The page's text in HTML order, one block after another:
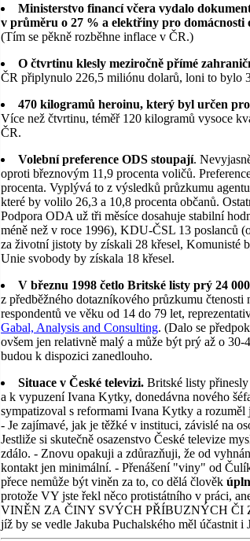
Ministerstvo financí včera vydalo
v průměru o 27 % a elektřiny pro domácnosti
(Tím se pěkně rozběhne inflace v ČR.)
O čtvrtinu klesly meziročně přímé
ČR připlynulo 226,5 miliónu dolarů, loni to bylo
470 kilogramů heroinu, který byl určen
Více než čtvrtinu, téměř 120 kilogramů vysoce
ČR.
Volební preference ODS stoupají.
oproti březnovým 11,9 procenta voličů.
procenta. Vyplývá to z výsledků průzkumu
které by volilo 26,3 a 10,8 procenta občanů.
Podpora ODA už tři měsíce dosahuje stabilní
méně než v roce 1996), KDU-ČSL 13 poslanců
za životní jistoty by získali 28 křesel, Komunisté
Unie svobody by získala 18 křesel.
V březnu 1998 četlo Britské listy prý 24
z předběžného dotazníkového průzkumu
respondentů ve věku od 14 do 79 let,
Gabal, Analysis and Consulting. (Dalo se
ovšem jen relativně malý a může být prý až o
budou k dispozici zanedlouho.
Situace v České televizi. Britské listy přinesly
a k vypuzení Ivana Kytky, donedávna nového
sympatizoval s reformami Ivana Kytky a
- Je zajímavé, jak je těžké v instituci, závislé na
Jestliže si skutečně osazenstvo České televize
zdálo. - Znovu opakuji a zdůrazňuji, že od
kontakt jen minimální. - Přenášení "viny" od
přece nemůže být viněn za to, co dělá člověk
protože VY jste řekl něco protistátního v práci,
VINĚN ZA ČINY SVÝCH PŘÍBUZNÝCH ČI
jíž by se vedle Jakuba Puchalského měl účastnit